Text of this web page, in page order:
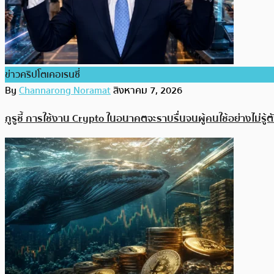
ข่าวคริปโตเคอเรนซี่
ByChannarong Noramatสิงหาคม 7, 2026
กูรูชี้ การใช้งาน Crypto ในอนาคตจะราบรื่นจนผู้คนใช้อย่างไม่รู้